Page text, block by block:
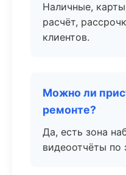
Наличные,
расчёт,
клиентов.
Можно ли
ремонте?
Да, есть зона
видеоотчёты по